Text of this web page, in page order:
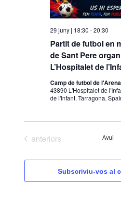
Partit de futbol en
de Sant Pere
L’Hospitalet de
29 juny | 18:30 -20:30
Camp de futbol de
43890 L'Hospitalet de
de l'Infant, Tarragona,
Esdeveniments
anteriors Avui
Subscriviu-vos al